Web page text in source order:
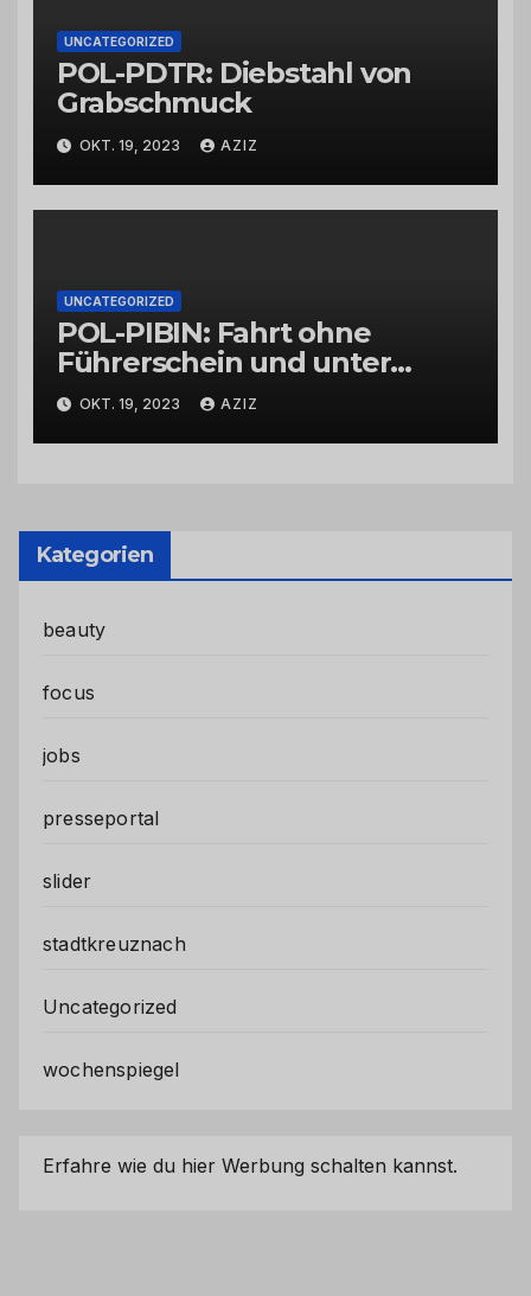
UNCATEGORIZED
POL-PDTR: Diebstahl von
Grabschmuck
OKT. 19, 2023 AZIZ
UNCATEGORIZED
POL-PIBIN: Fahrt ohne
Führerschein und unter
Einfluss von Drogen
OKT. 19, 2023 AZIZ
Kategorien
beauty
focus
jobs
presseportal
slider
stadtkreuznach
Uncategorized
wochenspiegel
Erfahre wie du hier Werbung schalten kannst.